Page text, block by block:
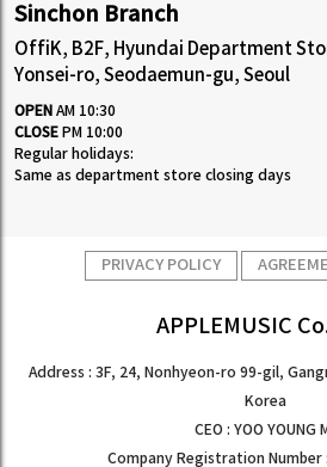
Sinchon Branch
OffiK, B2F, Hyundai Department
Yonsei-ro, Seodaemun-gu, Seoul
OPEN AM 10:30
CLOSE PM 10:00
Regular holidays:
Same as department store closing days
PRIVACY POLICY
APPLEMUSIC
Address : 3F, 24, Nonhyeon-ro 99-gil,
Korea
CEO : YOO YOUNG
Company Registration Number